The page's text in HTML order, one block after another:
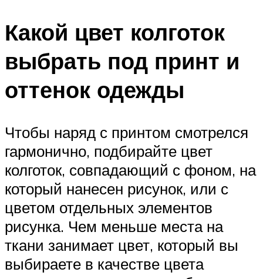
Какой цвет колготок
выбрать под принт и
оттенок одежды
Чтобы наряд с принтом смотрелся
гармонично, подбирайте цвет
колготок, совпадающий с фоном, на
который нанесен рисунок, или с
цветом отдельных элементов
рисунка. Чем меньше места на
ткани занимает цвет, который вы
выбираете в качестве цвета